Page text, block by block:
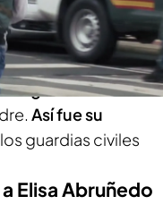
hijo de Elisa
trabajando,
fue
"después de
Así fue su
guardias civiles
Elisa Abruñedo